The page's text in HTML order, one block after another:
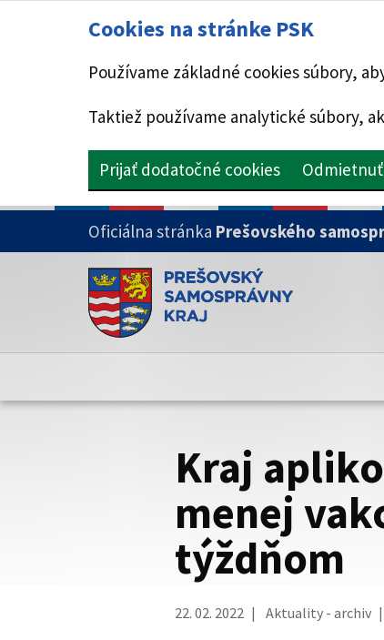
Cookies na stránke PSK
Používame základné cookies súbory,
Taktiež používame analytické súbory,
Prijať dodatočné cookies
PRESKOČIŤ NA HLAVNÝ OBSAH
Oficiálna stránka Prešovského
Doména psk.sk je oficiálna
Toto je oficiálna webová stránka
Kraj
menej
týždňom
22. 02. 2022 Aktuality - archiv